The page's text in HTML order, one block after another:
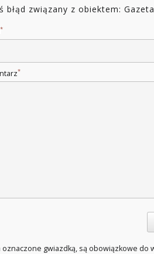
błąd związany z obiektem:
*
*
oznaczone gwiazdką, są obowiązkowe do